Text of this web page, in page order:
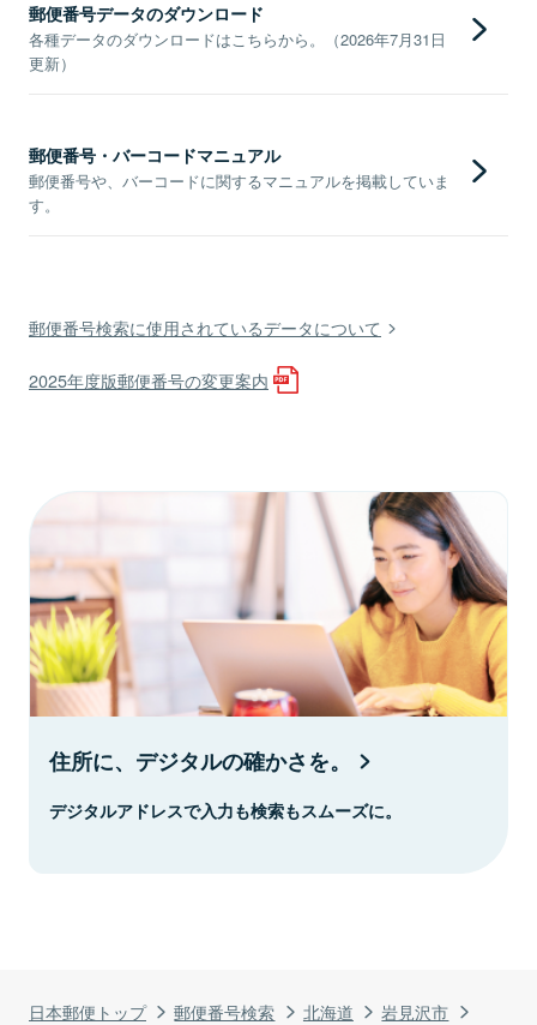
日本郵便トップ 郵便番号検索 北海道
岩見沢市
郵便番号データのダウンロード
各種データのダウンロードはこちらから。（2026年7月31日
更新）
郵便番号・バーコードマニュアル
郵便番号や、バーコードに関するマニュアルを掲載していま
す。
郵便番号検索に使用されているデータについて
2025年度版郵便番号の変更案内
住所に、デジタルの確かさを。
デジタルアドレスで入力も検索もスムーズに。